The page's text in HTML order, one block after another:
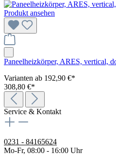
Produkt ansehen
Paneelheizkörper, ARES, vertical,
Varianten ab 192,90 €*
308,80 €*
Service & Kontakt
0231 - 84165624
Mo-Fr, 08:00 - 16:00 Uhr